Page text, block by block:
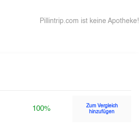
Pillintrip.com ist keine Apotheke!
100%
Zum Vergleich
hinzufügen